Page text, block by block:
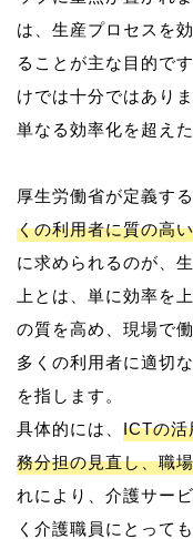
は、生産プロセスを
ることが主な目的で
けでは十分ではあり
単なる効率化を超え
厚生労働省が定義す
くの利用者に質の高
に求められるのが、
上とは、単に効率を
の質を高め、現場で
多くの利用者に適切
を指します。
具体的には、 ICTの活
務分担の見直し、職
れにより、介護サー
く介護職員にとって